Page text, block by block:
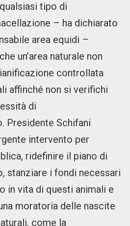
tipo di
– ha dichiarato
area equidi –
un’area naturale non
controllata
affinché non si verifichi
di
Presidente Schifani
intervento per
ridefinire il piano di
stanziare i fondi necessari
in vita di questi animali e
moratoria delle nascite
come la